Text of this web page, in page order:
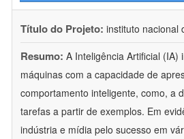
Título do Projeto: instituto nacional
Resumo: A Inteligência Artificial (IA)
máquinas com a capacidade de
comportamento inteligente, como, a
tarefas a partir de exemplos. Em
indústria e mídia pelo sucesso em